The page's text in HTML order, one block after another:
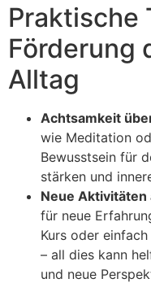
Praktische
Förderung
Alltag
Achtsamkeit
wie Meditation
Bewusstsein für
stärken und
Neue
für neue
Kurs oder
– all dies kann
und neue